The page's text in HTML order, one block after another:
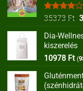
Értékelés:
35373Ft
Dia-
kiszerelés
10978 Ft (